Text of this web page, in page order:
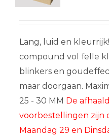
Lang, luid en
compound vol felle
blinkers en
maar doorgaan.
25 - 30 MM De
voorbestellingen zijn
Maandag 29 en